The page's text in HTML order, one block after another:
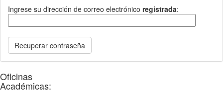
Ingrese su dirección de correo electrónico registrada:
Recuperar contraseña
Oficinas
Académicas: